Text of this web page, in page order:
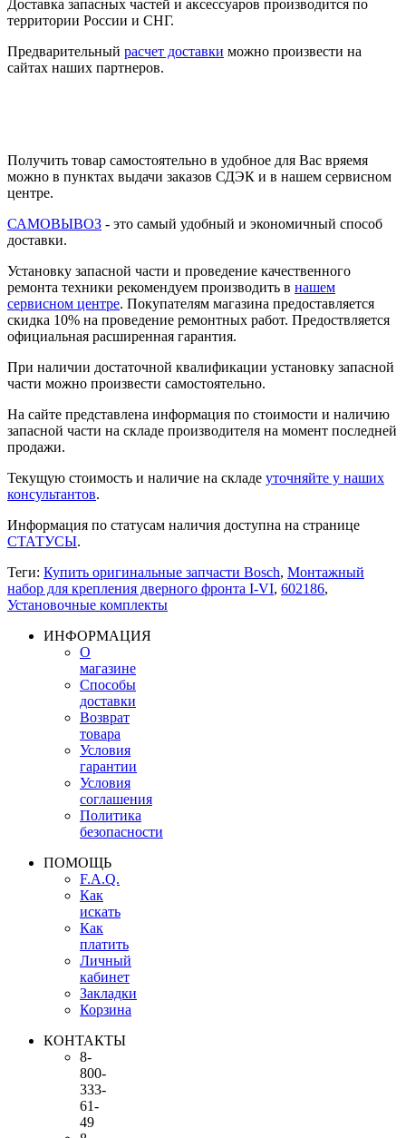
Доставка запасных частей и аксессуаров производится по
территории России и СНГ.
Предварительный расчет доставки можно произвести на
сайтах наших партнеров.
Получить товар самостоятельно в удобное для Вас вряемя
можно в пунктах выдачи заказов СДЭК и в нашем сервисном
центре.
САМОВЫВОЗ - это самый удобный и экономичный способ
доставки.
Установку запасной части и проведение качественного
ремонта техники рекомендуем производить в нашем
сервисном центре. Покупателям магазина предоставляется
скидка 10% на проведение ремонтных работ. Предоствляется
официальная расширенная гарантия.
При наличии достаточной квалификации установку запасной
части можно произвести самостоятельно.
На сайте представлена информация по стоимости и наличию
запасной части на складе производителя на момент последней
продажи.
Текущую стоимость и наличие на складе уточняйте у наших
консультантов.
Информация по статусам наличия доступна на странице
СТАТУСЫ.
Теги: Купить оригинальные запчасти Bosch, Монтажный
набор для крепления дверного фронта I-VI, 602186,
Установочные комплекты
ИНФОРМАЦИЯ
О
магазине
Способы
доставки
Возврат
товара
Условия
гарантии
Условия
соглашения
Политика
безопасности
ПОМОЩЬ
F.A.Q.
Как
искать
Как
платить
Личный
кабинет
Закладки
Корзина
КОНТАКТЫ
8-
800-
333-
61-
49